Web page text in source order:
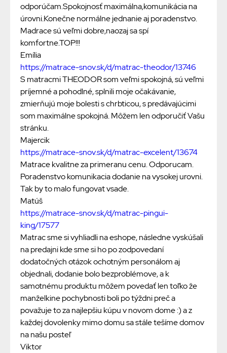
odporúčam.Spokojnosť maximálna,komunikácia na
úrovni.Konečne normálne jednanie aj poradenstvo.
Madrace sú veľmi dobre,naozaj sa spí
komfortne.TOP!!!
Emília
https://matrace-snov.sk/d/matrac-theodor/13746
S matracmi THEODOR som veľmi spokojná, sú veľmi
príjemné a pohodlné, splnili moje očakávanie,
zmierňujú moje bolesti s chrbticou, s predávajúcimi
som maximálne spokojná. Môžem len odporučiť Vašu
stránku.
Majercik
https://matrace-snov.sk/d/matrac-excelent/13674
Matrace kvalitne za primeranu cenu. Odporucam.
Poradenstvo komunikacia dodanie na vysokej urovni.
Tak by to malo fungovat vsade.
Matúš
https://matrace-snov.sk/d/matrac-pingui-
king/17577
Matrac sme si vyhliadli na eshope, následne vyskúšali
na predajni kde sme si ho po zodpovedaní
dodatočných otázok ochotným personálom aj
objednali, dodanie bolo bezproblémove, a k
samotnému produktu môžem povedať len toľko že
manželkine pochybnosti boli po týždni preč a
považuje to za najlepšiu kúpu v novom dome :) a z
každej dovolenky mimo domu sa stále tešíme domov
na našu posteľ
Viktor